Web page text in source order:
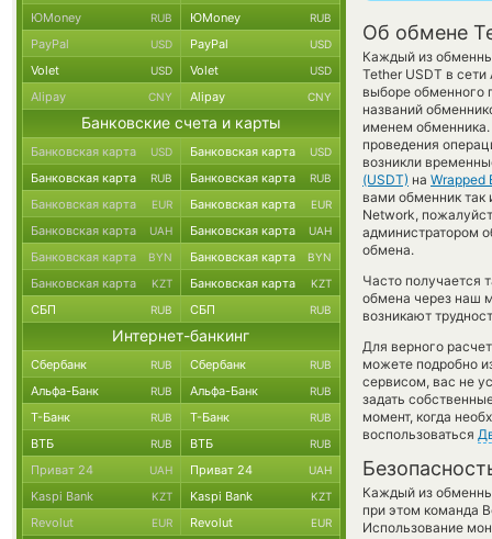
Об обмене
Каждый из
Tether USDT в
выборе обменного
названий
именем
проведения
возникли
(USDT) на Wrapped
вами обменник так
Network,
администратором
обмена.
Часто получается
обмена через наш
возникают
Для верного
можете подробно
сервисом, вас не
задать
момент, когда
воспользоваться
Каждый из
при этом команда
Использование
ЮMoney RUB ЮMoney RUB
PayPal USD PayPal USD
Volet USD Volet USD
Alipay CNY Alipay CNY
Банковские счета и карты
Банковская карта USD Банковская карта USD
Банковская карта RUB Банковская карта RUB
Банковская карта EUR Банковская карта EUR
Банковская карта UAH Банковская карта UAH
Банковская карта BYN Банковская карта BYN
Банковская карта KZT Банковская карта KZT
СБП RUB СБП RUB
Интернет-банкинг
Сбербанк RUB Сбербанк RUB
Альфа-Банк RUB Альфа-Банк RUB
Т-Банк RUB Т-Банк RUB
ВТБ RUB ВТБ RUB
Приват 24 UAH Приват 24 UAH
Kaspi Bank KZT Kaspi Bank KZT
Revolut EUR Revolut EUR